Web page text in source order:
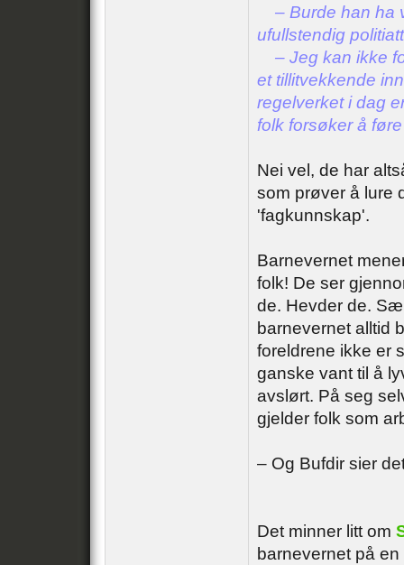
– Burde han ha
ufullstendig
– Jeg kan ikke
et tillitvekkende
regelverket i dag
folk forsøker å
Nei vel, de har
som prøver å lure
'fagkunnskap'.
Barnevernet
folk! De ser
de. Hevder de.
barnevernet alltid
foreldrene ikke er
ganske vant til å
avslørt. På seg
gjelder folk som
– Og Bufdir sier
Det minner litt om
barnevernet på